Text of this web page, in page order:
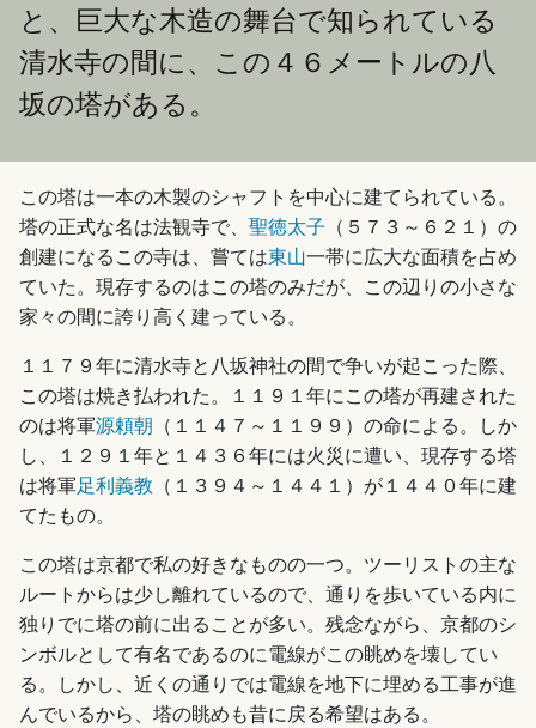
と、巨大な木造の舞台で知られている
清水寺の間に、この４６メートルの八
坂の塔がある。
この塔は一本の木製のシャフトを中心に建てられている。
塔の正式な名は法観寺で、 聖徳太子 （５７３～６２１）の
創建になるこの寺は、嘗ては東山一帯に広大な面積を占め
ていた。現存するのはこの塔のみだが、この辺りの小さな
家々の間に誇り高く建っている。
１１７９年に清水寺と八坂神社の間で争いが起こった際、
この塔は焼き払われた。１１９１年にこの塔が再建された
のは将軍源頼朝 （１１４７～１１９９）の命による。しか
し、１２９１年と１４３６年には火災に遭い、現存する塔
は将軍足利義教 （１３９４～１４４１）が１４４０年に建
てたもの。
この塔は京都で私の好きなものの一つ。ツーリストの主な
ルートからは少し離れているので、通りを歩いている内に
独りでに塔の前に出ることが多い。残念ながら、京都のシ
ンボルとして有名であるのに電線がこの眺めを壊してい
る。しかし、近くの通りでは電線を地下に埋める工事が進
んでいるから、塔の眺めも昔に戻る希望はある。